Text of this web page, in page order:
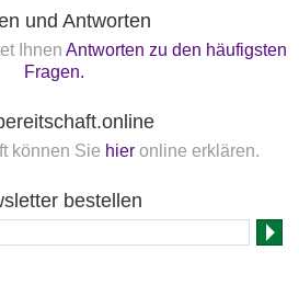
und Antworten
Ihnen Antworten zu den häufigsten
Fragen.
können Sie hier online erklären.
bestellen